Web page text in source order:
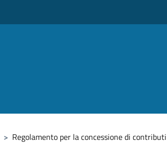
> Regolamento per la concessione di